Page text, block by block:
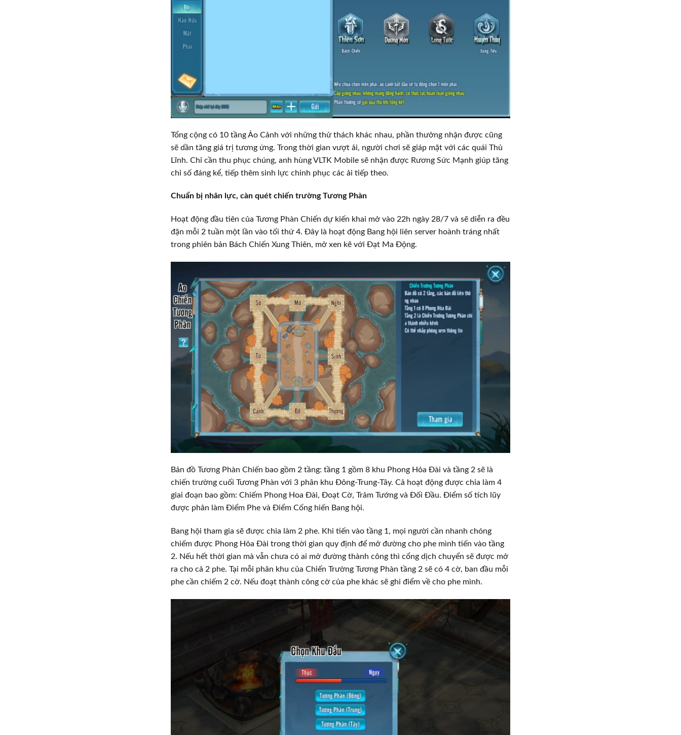
Tổng cộng có 10 tầng Ảo Cảnh với những thử thách khác nhau, phần thưởng nhận được cũng
sẽ dần tăng giá trị tương ứng. Trong thời gian vượt ải, người chơi sẽ giáp mặt với các quái Thủ
Lĩnh. Chỉ cần thu phục chúng, anh hùng VLTK Mobile sẽ nhận được Rương Sức Mạnh giúp tăng
chỉ số đáng kể, tiếp thêm sinh lực chinh phục các ải tiếp theo.
Chuẩn bị nhân lực, càn quét chiến trường Tương Phàn
Hoạt động đầu tiên của Tương Phàn Chiến dự kiến khai mở vào 22h ngày 28/7 và sẽ diễn ra đều
đặn mỗi 2 tuần một lần vào tối thứ 4. Đây là hoạt động Bang hội liên server hoành tráng nhất
trong phiên bản Bách Chiến Xung Thiên, mở xen kẽ với Đạt Ma Động.
Bản đồ Tương Phàn Chiến bao gồm 2 tầng: tầng 1 gồm 8 khu Phong Hỏa Đài và tầng 2 sẽ là
chiến trường cuối Tương Phàn với 3 phân khu Đông-Trung-Tây. Cả hoạt động được chia làm 4
giai đoạn bao gồm: Chiếm Phong Hoa Đài, Đoạt Cờ, Trảm Tướng và Đối Đầu. Điểm số tích lũy
được phân làm Điểm Phe và Điểm Cống hiến Bang hội.
Bang hội tham gia sẽ được chia làm 2 phe. Khi tiến vào tầng 1, mọi người cần nhanh chóng
chiếm được Phong Hỏa Đài trong thời gian quy định để mở đường cho phe mình tiến vào tầng
2. Nếu hết thời gian mà vẫn chưa có ai mở đường thành công thì cổng dịch chuyển sẽ được mở
ra cho cả 2 phe. Tại mỗi phân khu của Chiến Trường Tương Phàn tầng 2 sẽ có 4 cờ, ban đầu mỗi
phe cần chiếm 2 cờ. Nếu đoạt thành công cờ của phe khác sẽ ghi điểm về cho phe mình.